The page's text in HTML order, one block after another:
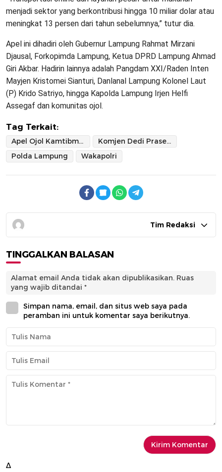
menjadi sektor yang berkontribusi hingga 10 miliar dolar atau
meningkat 13 persen dari tahun sebelumnya,” tutur dia.
Apel ini dihadiri oleh Gubernur Lampung Rahmat Mirzani
Djausal, Forkopimda Lampung, Ketua DPRD Lampung Ahmad
Giri Akbar. Hadirin lainnya adalah Pangdam XXI/Raden Inten
Mayjen Kristomei Sianturi, Danlanal Lampung Kolonel Laut
(P) Krido Satriyo, hingga Kapolda Lampung Irjen Helfi
Assegaf dan komunitas ojol.
Tag Terkait:
Apel Ojol Kamtibmas Nasional 2025
Komjen Dedi Prasetyo
Polda Lampung
Wakapolri
Tim Redaksi
TINGGALKAN BALASAN
Alamat email Anda tidak akan dipublikasikan. Ruas
yang wajib ditandai *
Simpan nama, email, dan situs web saya pada
peramban ini untuk komentar saya berikutnya.
Δ